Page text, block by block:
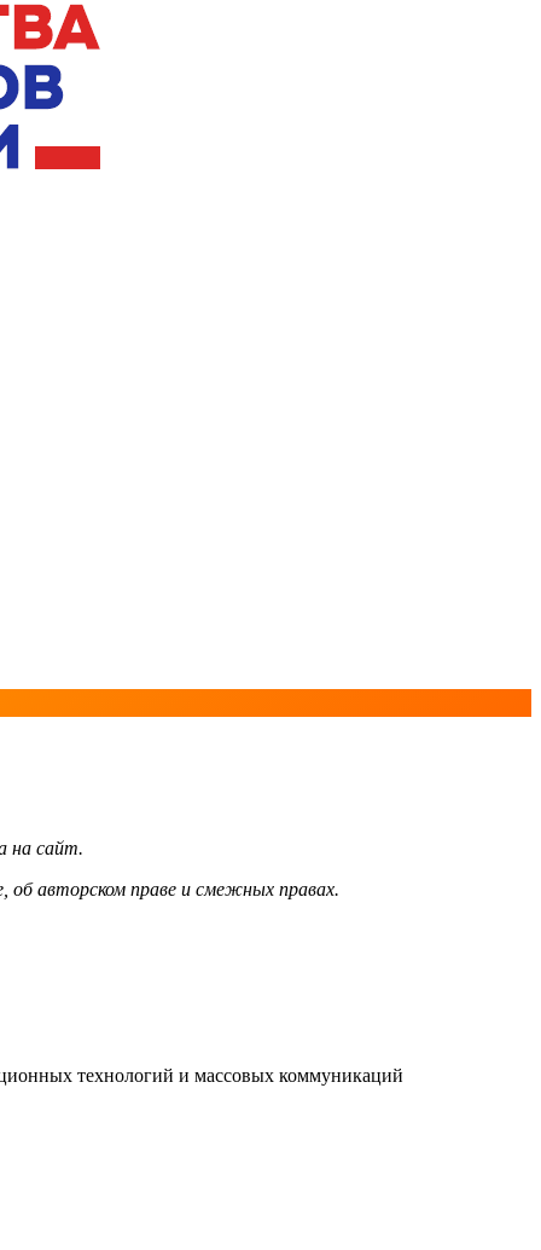
на сайт.
авторском праве и смежных правах.
технологий и массовых коммуникаций